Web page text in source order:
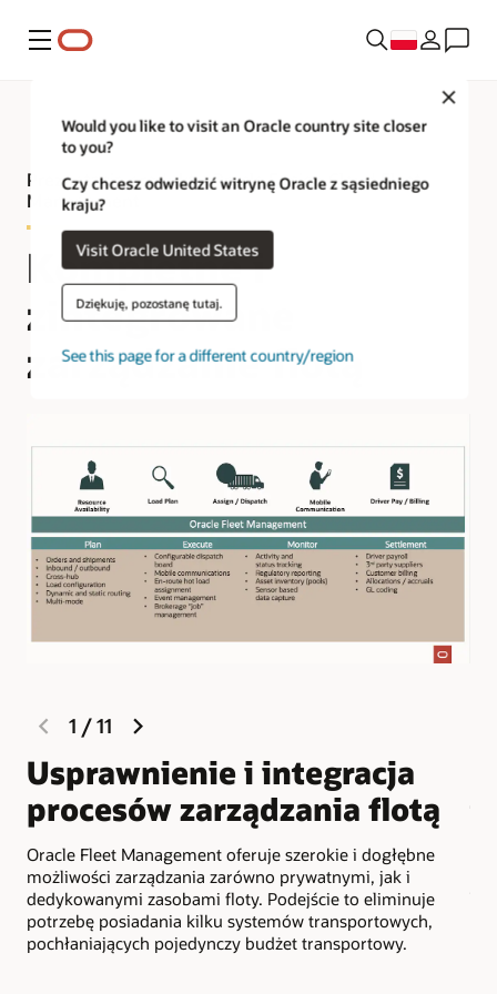
Menu
Would you like to visit an Oracle country site closer
to you?
Czy chcesz odwiedzić witrynę Oracle z sąsiedniego
kraju?
Visit Oracle United States
Dziękuję, pozostanę tutaj.
See this page for a different country/region
Prezentacja produktu Oracle Fusion Cloud Fleet
Management
Kompletne i
zintegrowane
zarządzanie flotą
previous
slide
1 /11
Usprawnienie i integracja
procesów zarządzania flotą
Oracle Fleet Management oferuje szerokie i dogłębne
możliwości zarządzania zarówno prywatnymi, jak i
dedykowanymi zasobami floty. Podejście to eliminuje
potrzebę posiadania kilku systemów transportowych,
pochłaniających pojedynczy budżet transportowy.